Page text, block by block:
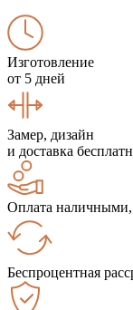
Изготовление
от 5 дней
Замер, дизайн
и доставка
Оплата наличными,
Беспроцентная